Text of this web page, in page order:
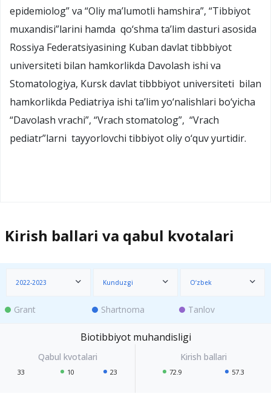
epidemiolog” va “Oliy ma’lumotli hamshira”, “Tibbiyot
muxandisi”larini hamda qo‘shma ta’lim dasturi asosida
Rossiya Federatsiyasining Kuban davlat tibbbiyot
universiteti bilan hamkorlikda Davolash ishi va
Stomatologiya, Kursk davlat tibbbiyot universiteti bilan
hamkorlikda Pediatriya ishi ta’lim yo‘nalishlari bo‘yicha
“Davolash vrachi”, “Vrach stomatolog”, “Vrach
pediatr”larni tayyorlovchi tibbiyot oliy o‘quv yurtidir.
Kirish ballari va qabul kvotalari
2022-2023 Kunduzgi O‘zbek
Grant Shartnoma Tanlov
Biotibbiyot muhandisligi
33 10 23 72.9 57.3